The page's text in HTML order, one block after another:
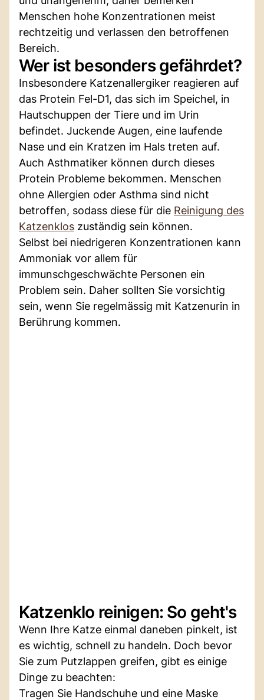
Menschen hohe Konzentrationen meist
rechtzeitig und verlassen den betroffenen
Bereich.
Wer ist besonders gefährdet?
Insbesondere Katzenallergiker reagieren auf
das Protein Fel-D1, das sich im Speichel, in
Hautschuppen der Tiere und im Urin
befindet. Juckende Augen, eine laufende
Nase und ein Kratzen im Hals treten auf.
Auch Asthmatiker können durch dieses
Protein Probleme bekommen. Menschen
ohne Allergien oder Asthma sind nicht
betroffen, sodass diese für die Reinigung des
Katzenklos zuständig sein können.
Selbst bei niedrigeren Konzentrationen kann
Ammoniak vor allem für
immunschgeschwächte Personen ein
Problem sein. Daher sollten Sie vorsichtig
sein, wenn Sie regelmässig mit Katzenurin in
Berührung kommen.
Katzenklo reinigen: So geht's
Wenn Ihre Katze einmal daneben pinkelt, ist
es wichtig, schnell zu handeln. Doch bevor
Sie zum Putzlappen greifen, gibt es einige
Dinge zu beachten:
Tragen Sie Handschuhe und eine Maske